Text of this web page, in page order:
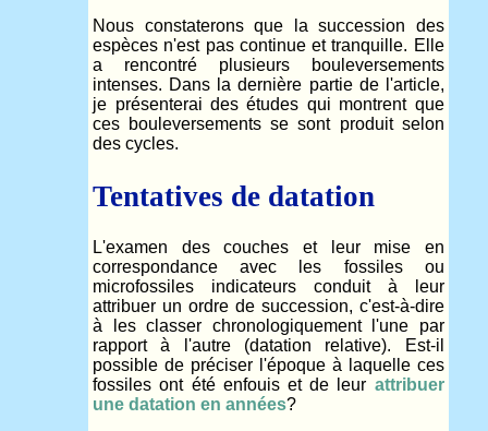
Nous constaterons que la succession des
espèces n'est pas continue et tranquille. Elle
a rencontré plusieurs bouleversements
intenses. Dans la dernière partie de l'article,
je présenterai des études qui montrent que
ces bouleversements se sont produit selon
des cycles.
Tentatives de datation
L'examen des couches et leur mise en
correspondance avec les fossiles ou
microfossiles indicateurs conduit à leur
attribuer un ordre de succession, c'est-à-dire
à les classer chronologiquement l'une par
rapport à l'autre (datation relative). Est-il
possible de préciser l'époque à laquelle ces
fossiles ont été enfouis et de leur attribuer
une datation en années?